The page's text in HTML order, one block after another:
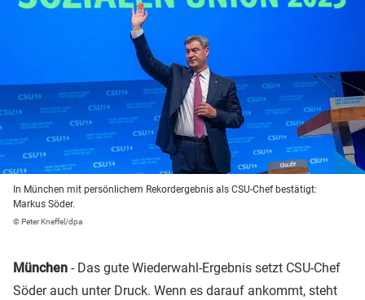
In München mit persönlichem Rekordergebnis als CSU-Chef bestätigt:
Markus Söder.
© Peter Kneffel/dpa
München - Das gute Wiederwahl-Ergebnis setzt CSU-Chef
Söder auch unter Druck. Wenn es darauf ankommt, steht